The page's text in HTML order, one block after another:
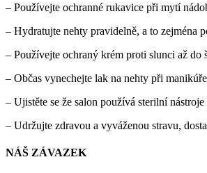
– Používejte ochranné rukavice při mytí
– Hydratujte nehty pravidelně, a to zejména
– Používejte ochraný krém proti slunci až do
– Občas vynechejte lak na nehty při
– Ujistěte se že salon používá sterilní
– Udržujte zdravou a vyváženou stravu,
NÁŠ ZÁVAZEK